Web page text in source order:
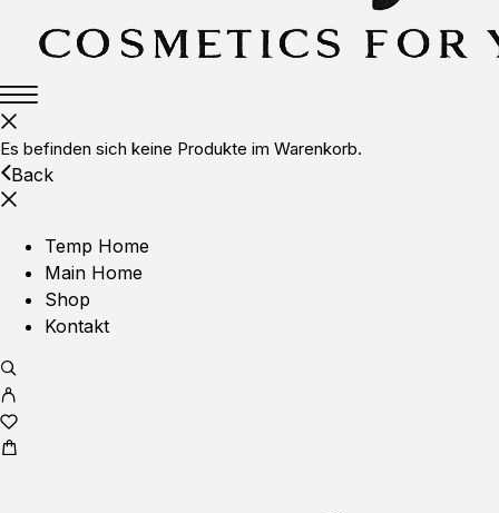
Es befinden sich keine Produkte im Warenkorb.
Back
Temp Home
Main Home
Shop
Kontakt